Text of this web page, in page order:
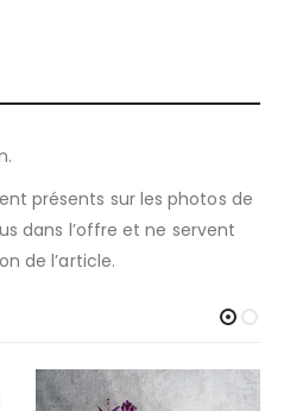
présents sur les photos de
dans l’offre et ne servent
de l’article.